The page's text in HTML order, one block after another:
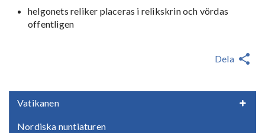
Vatikanen
Nordiska nuntiaturen
helgonets reliker placeras i relikskrin och vördas
offentligen
Dela